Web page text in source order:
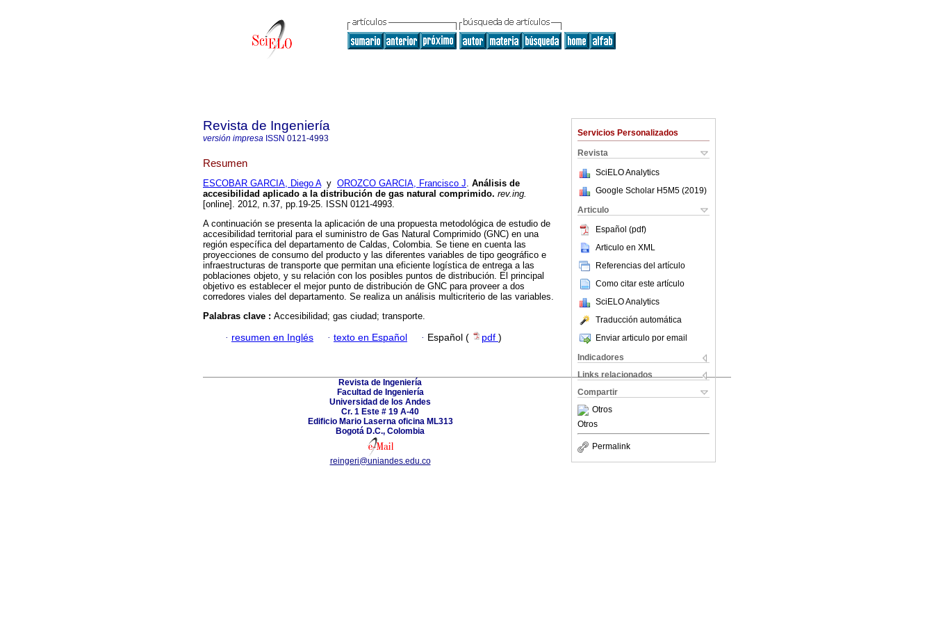
Servicios Personalizados
Revista
SciELO Analytics
Google Scholar H5M5 (2019)
Articulo
Español (pdf)
Articulo en XML
Referencias del artículo
Como citar este artículo
SciELO Analytics
Traducción automática
Enviar articulo por email
Indicadores
Links relacionados
Compartir
Otros
Otros
Permalink
Revista de Ingeniería
versión impresa ISSN 0121-4993
Resumen
ESCOBAR GARCIA, Diego Ay OROZCO GARCIA, Francisco J. Análisis de
accesibilidad aplicado a la distribución de gas natural comprimido. rev.ing.
[online]. 2012, n.37, pp.19-25. ISSN 0121-4993.
A continuación se presenta la aplicación de una propuesta metodológica de estudio de
accesibilidad territorial para el suministro de Gas Natural Comprimido (GNC) en una
región específica del departamento de Caldas, Colombia. Se tiene en cuenta las
proyecciones de consumo del producto y las diferentes variables de tipo geográfico e
infraestructuras de transporte que permitan una eficiente logística de entrega a las
poblaciones objeto, y su relación con los posibles puntos de distribución. El principal
objetivo es establecer el mejor punto de distribución de GNC para proveer a dos
corredores viales del departamento. Se realiza un análisis multicriterio de las variables.
Palabras clave : Accesibilidad; gas ciudad; transporte.
· resumen en Inglés · texto en Español · Español ( pdf )
Revista de Ingeniería
Facultad de Ingeniería
Universidad de los Andes
Cr. 1 Este # 19 A-40
Edificio Mario Laserna oficina ML313
Bogotá D.C., Colombia
reingeri@uniandes.edu.co